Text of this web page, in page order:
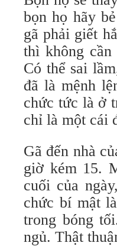
bọn họ hãy
gã phải giết
thì không
Có thể sai
đã là mệnh
chức tức là ở
chỉ là một cái
Gã đến nhà
giờ kém 15.
cuối của
chức bí mật
trong bóng
ngủ. Thật